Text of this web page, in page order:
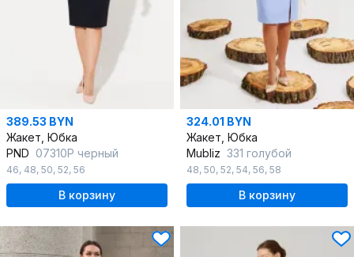
389.53 BYN
Жакет, Юбка
PND 07310P черный
46, 48, 50, 52, 56
В корзину
324.01 BYN
Жакет, Юбка
Mubliz 331 голубой
48, 50, 52, 54, 56, 58
В корзину